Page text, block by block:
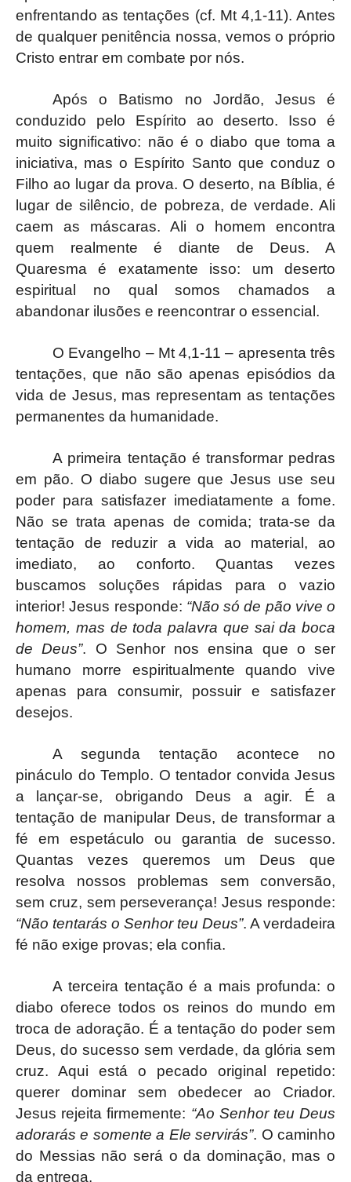
enfrentando as tentações (cf. Mt 4,1-11). Antes
de qualquer penitência nossa, vemos o próprio
Cristo entrar em combate por nós.
Após o Batismo no Jordão, Jesus é
conduzido pelo Espírito ao deserto. Isso é
muito significativo: não é o diabo que toma a
iniciativa, mas o Espírito Santo que conduz o
Filho ao lugar da prova. O deserto, na Bíblia, é
lugar de silêncio, de pobreza, de verdade. Ali
caem as máscaras. Ali o homem encontra
quem realmente é diante de Deus. A
Quaresma é exatamente isso: um deserto
espiritual no qual somos chamados a
abandonar ilusões e reencontrar o essencial.
O Evangelho – Mt 4,1-11 – apresenta três
tentações, que não são apenas episódios da
vida de Jesus, mas representam as tentações
permanentes da humanidade.
A primeira tentação é transformar pedras
em pão. O diabo sugere que Jesus use seu
poder para satisfazer imediatamente a fome.
Não se trata apenas de comida; trata-se da
tentação de reduzir a vida ao material, ao
imediato, ao conforto. Quantas vezes
buscamos soluções rápidas para o vazio
interior! Jesus responde: “Não só de pão vive o
homem, mas de toda palavra que sai da boca
de Deus”. O Senhor nos ensina que o ser
humano morre espiritualmente quando vive
apenas para consumir, possuir e satisfazer
desejos.
A segunda tentação acontece no
pináculo do Templo. O tentador convida Jesus
a lançar-se, obrigando Deus a agir. É a
tentação de manipular Deus, de transformar a
fé em espetáculo ou garantia de sucesso.
Quantas vezes queremos um Deus que
resolva nossos problemas sem conversão,
sem cruz, sem perseverança! Jesus responde:
“Não tentarás o Senhor teu Deus”. A verdadeira
fé não exige provas; ela confia.
A terceira tentação é a mais profunda: o
diabo oferece todos os reinos do mundo em
troca de adoração. É a tentação do poder sem
Deus, do sucesso sem verdade, da glória sem
cruz. Aqui está o pecado original repetido:
querer dominar sem obedecer ao Criador.
Jesus rejeita firmemente: “Ao Senhor teu Deus
adorarás e somente a Ele servirás”. O caminho
do Messias não será o da dominação, mas o
da entrega.